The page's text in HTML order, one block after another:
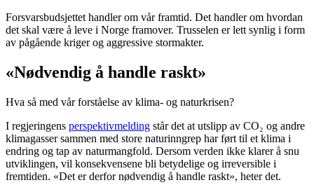
Forsvarsbudsjettet handler om vår framtid. Det handler om hvordan
det skal være å leve i Norge framover. Trusselen er lett synlig i form
av pågående kriger og aggressive stormakter.
«Nødvendig å handle raskt»
Hva så med vår forståelse av klima- og naturkrisen?
I regjeringens perspektivmelding står det at utslipp av CO₂ og andre
klimagasser sammen med store naturinngrep har ført til et klima i
endring og tap av naturmangfold. Dersom verden ikke klarer å snu
utviklingen, vil konsekvensene bli betydelige og irreversible i
fremtiden. «Det er derfor nødvendig å handle raskt», heter det.